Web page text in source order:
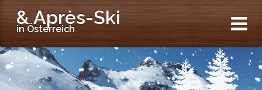
& Après-Ski
in Österreich